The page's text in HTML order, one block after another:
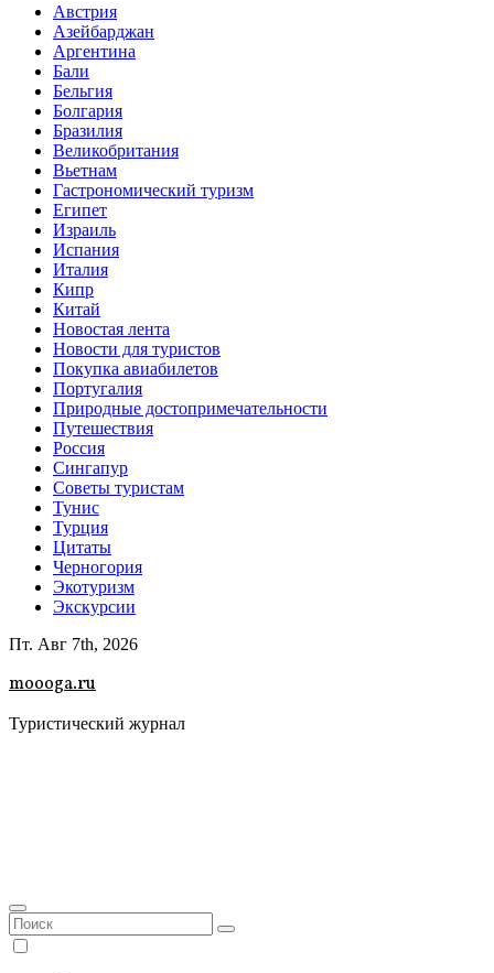
Австрия
Азейбарджан
Аргентина
Бали
Бельгия
Болгария
Бразилия
Великобритания
Вьетнам
Гастрономический туризм
Египет
Израиль
Испания
Италия
Кипр
Китай
Новостая лента
Новости для туристов
Покупка авиабилетов
Португалия
Природные достопримечательности
Путешествия
Россия
Сингапур
Советы туристам
Тунис
Турция
Цитаты
Черногория
Экотуризм
Экскурсии
Пт. Авг 7th, 2026
moooga.ru
Туристический журнал